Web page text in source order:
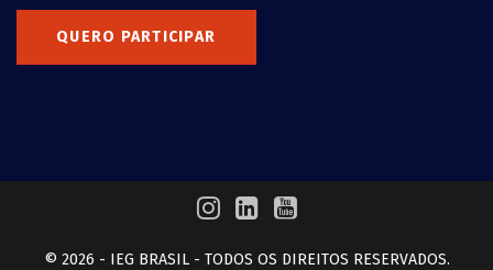
QUERO PARTICIPAR
© 2026 - IEG BRASIL - TODOS OS DIREITOS RESERVADOS.